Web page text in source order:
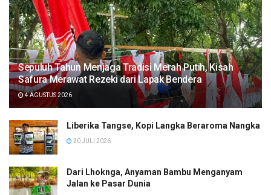
Sepuluh Tahun Menjaga Tradisi Merah Putih, Kisah
Safura Merawat Rezeki dari Lapak Bendera
4 AGUSTUS 2026
Liberika Tangse, Kopi Langka Beraroma Nangka
20 JULI 2026
Dari Lhoknga, Anyaman Bambu Menganyam
Jalan ke Pasar Dunia